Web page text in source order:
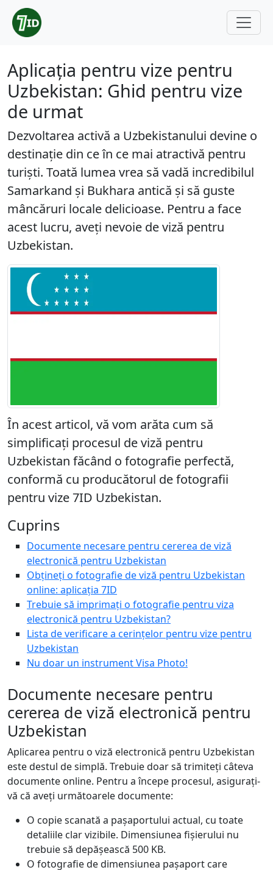
Aplicația pentru vize pentru
Uzbekistan: Ghid pentru vize
de urmat
Dezvoltarea activă a Uzbekistanului devine o
destinație din ce în ce mai atractivă pentru
turiști. Toată lumea vrea să vadă incredibilul
Samarkand și Bukhara antică și să guste
mâncăruri locale delicioase. Pentru a face
acest lucru, aveți nevoie de viză pentru
Uzbekistan.
În acest articol, vă vom arăta cum să
simplificați procesul de viză pentru
Uzbekistan făcând o fotografie perfectă,
conformă cu producătorul de fotografii
pentru vize 7ID Uzbekistan.
Cuprins
Documente necesare pentru cererea de viză
electronică pentru Uzbekistan
Obțineți o fotografie de viză pentru Uzbekistan
online: aplicația 7ID
Trebuie să imprimați o fotografie pentru viza
electronică pentru Uzbekistan?
Lista de verificare a cerințelor pentru vize pentru
Uzbekistan
Nu doar un instrument Visa Photo!
Documente necesare pentru
cererea de viză electronică pentru
Uzbekistan
Aplicarea pentru o viză electronică pentru Uzbekistan
este destul de simplă. Trebuie doar să trimiteți câteva
documente online. Pentru a începe procesul, asigurați-
vă că aveți următoarele documente:
O copie scanată a pașaportului actual, cu toate
detaliile clar vizibile. Dimensiunea fișierului nu
trebuie să depășească 500 KB.
O fotografie de dimensiunea pașaport care